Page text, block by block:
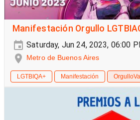
Manifestación Orgullo
Saturday, Jun 24, 2023, 06:00
Metro de Buenos Aires
LGTBIQA+ Manifestación